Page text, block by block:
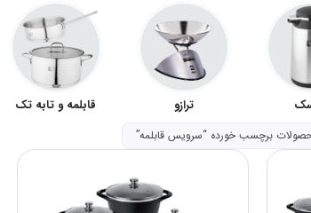
ترازو قابلمه و تابه تک کتری و قوری لوله دار
برچسب خورده “سرویس قابلمه”